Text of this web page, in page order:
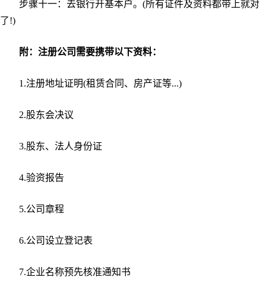
步骤十一：去银行开基本户。(所有证件及资料都带上就对
了!)
附：注册公司需要携带以下资料：
1.注册地址证明(租赁合同、房产证等...)
2.股东会决议
3.股东、法人身份证
4.验资报告
5.公司章程
6.公司设立登记表
7.企业名称预先核准通知书